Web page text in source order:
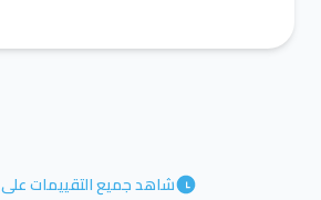
شاهد جميع التقييمات على Google